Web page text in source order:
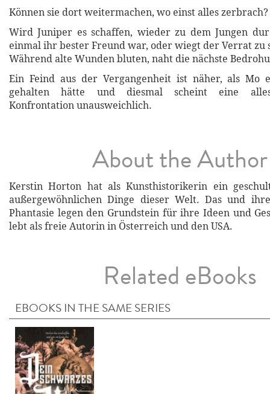
Können sie dort weitermachen, wo einst alles zerbrach?
Wird Juniper es schaffen, wieder zu dem Jungen
einmal ihr bester Freund war, oder wiegt der Verrat zu
Während alte Wunden bluten, naht die nächste
Ein Feind aus der Vergangenheit ist näher, als Mo
gehalten hätte und diesmal scheint eine alles
Konfrontation unausweichlich.
About the Author
Kerstin Horton hat als Kunsthistorikerin ein
außergewöhnlichen Dinge dieser Welt. Das und
Phantasie legen den Grundstein für ihre Ideen und
lebt als freie Autorin in Österreich und den USA.
Related eBooks
EBOOKS IN THE SAME SERIES